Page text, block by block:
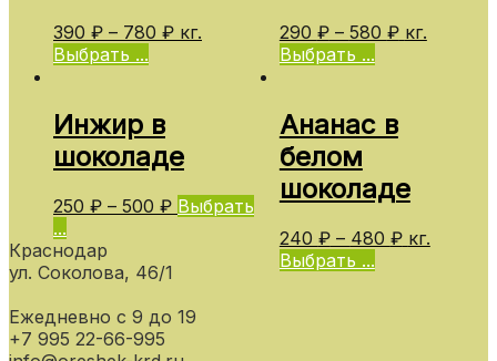
390 ₽ – 780 ₽ кг.
Выбрать ...
290 ₽– 580 ₽ кг.
Выбрать ...
Инжир в
шоколаде
250 ₽ – 500 ₽ Выбрать
...
Ананас в
белом
шоколаде
240 ₽– 480 ₽ кг.
Выбрать ...
Краснодар
ул. Соколова, 46/1
Ежедневно с 9 до 19
+7 995 22-66-995